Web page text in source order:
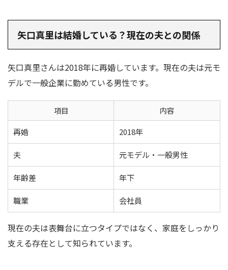
矢口真里は結婚している？現在の夫との関係
矢口真里さんは2018年に再婚しています。現在の夫は元モ
デルで一般企業に勤めている男性です。
項目
内容
再婚
2018年
夫 元モデル・一般男性
年齢差 年下
職業 会社員
現在の夫は表舞台に立つタイプではなく、家庭をしっかり
支える存在として知られています。